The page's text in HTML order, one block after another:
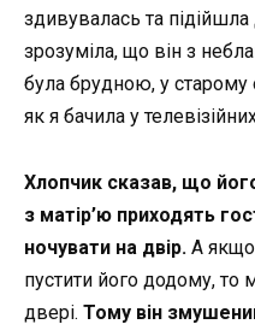
здивувалась та
зрозуміла, що він з
була брудною, у старому
як я бачила у
Хлопчик сказав, що
з матір’ю приходять
ночувати на двір. А якщо
пустити його додому, то
двері. Тому він